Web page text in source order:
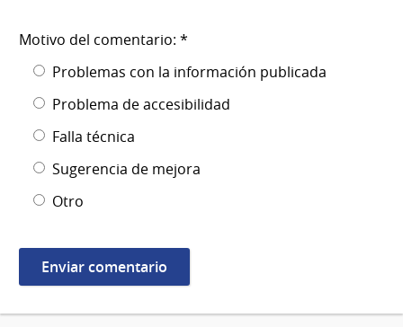
Motivo del comentario: *
Problemas con la información publicada
Problema de accesibilidad
Falla técnica
Sugerencia de mejora
Otro